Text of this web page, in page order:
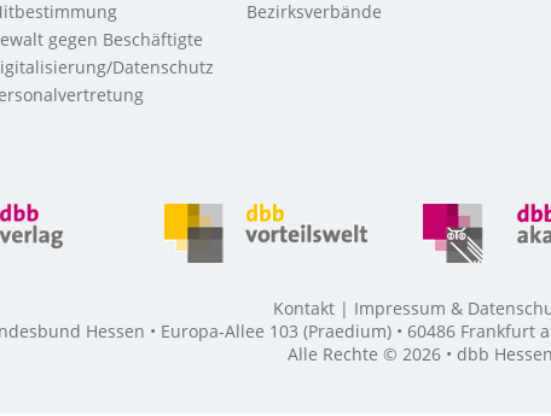
gegen Beschäftigte
Datenschutz
Bezirksverbände
Kontakt
Impressum &
Hessen • Europa-Allee 103 (Praedium) • 60486 Frankfurt
Alle Rechte © 2026 • dbb Hessen